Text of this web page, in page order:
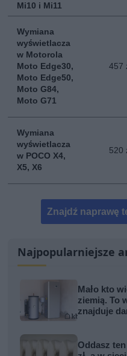
Mi10 i Mi11
Wymiana
wyświetlacza
w Motorola
Moto Edge30,
Moto Edge50,
Moto G84,
Moto G71
457
Wymiana
wyświetlacza
w POCO X4,
X5, X6
520
Znajdź naprawę
Najpopularniejsze
Mało kto
ziemią. To
znajduje
Oddasz